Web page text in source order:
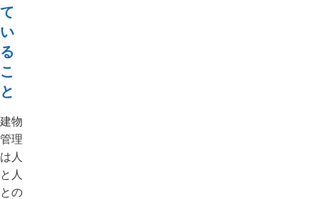
て
い
る
こ
と
建物
管理
は人
と人
との